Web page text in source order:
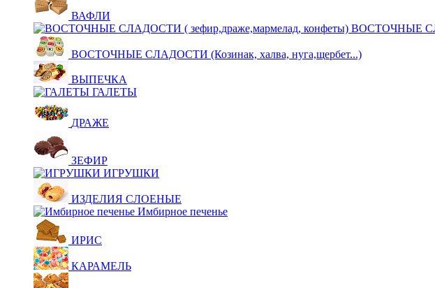
ВАФЛИ
ВОСТОЧНЫЕ
ВОСТОЧНЫЕ СЛАДОСТИ (Козинак, халва, нуга,щербет...)
ВЫПЕЧКА
ГАЛЕТЫ
ДРАЖЕ
ЗЕФИР
ИГРУШКИ
ИЗДЕЛИЯ СЛОЕНЫЕ
Имбирное печенье
ИРИС
КАРАМЕЛЬ